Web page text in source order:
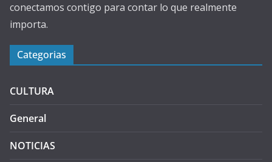
conectamos contigo para contar lo que realmente
importa.
Categorias
CULTURA
General
NOTICIAS